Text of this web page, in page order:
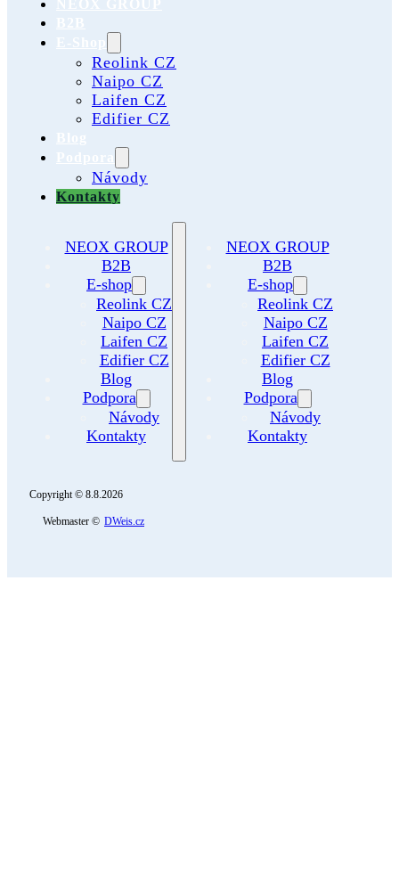
NEOX GROUP
B2B
E-Shop
Reolink CZ
Naipo CZ
Laifen CZ
Edifier CZ
Blog
Podpora
Návody
Kontakty
NEOX GROUP
B2B
E-shop
Reolink CZ
Naipo CZ
Laifen CZ
Edifier CZ
Blog
Podpora
Návody
Kontakty
NEOX GROUP
B2B
E-shop
Reolink CZ
Naipo CZ
Laifen CZ
Edifier CZ
Blog
Podpora
Návody
Kontakty
Copyright © 8.8.2026
Webmaster © DWeis.cz